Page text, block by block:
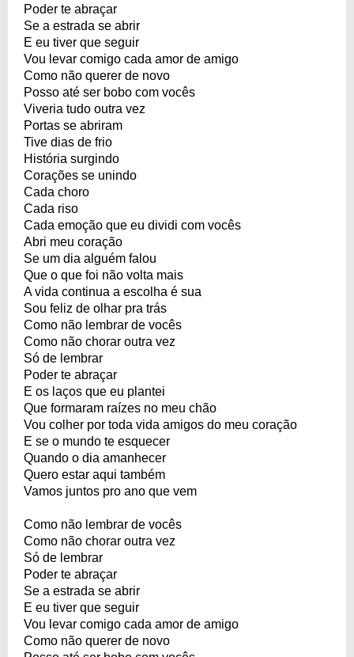
Poder te abraçar
Se a estrada se abrir
E eu tiver que seguir
Vou levar comigo cada amor de amigo
Como não querer de novo
Posso até ser bobo com vocês
Viveria tudo outra vez
Portas se abriram
Tive dias de frio
História surgindo
Corações se unindo
Cada choro
Cada riso
Cada emoção que eu dividi com vocês
Abri meu coração
Se um dia alguém falou
Que o que foi não volta mais
A vida continua a escolha é sua
Sou feliz de olhar pra trás
Como não lembrar de vocês
Como não chorar outra vez
Só de lembrar
Poder te abraçar
E os laços que eu plantei
Que formaram raízes no meu chão
Vou colher por toda vida amigos do meu coração
E se o mundo te esquecer
Quando o dia amanhecer
Quero estar aqui também
Vamos juntos pro ano que vem
Como não lembrar de vocês
Como não chorar outra vez
Só de lembrar
Poder te abraçar
Se a estrada se abrir
E eu tiver que seguir
Vou levar comigo cada amor de amigo
Como não querer de novo